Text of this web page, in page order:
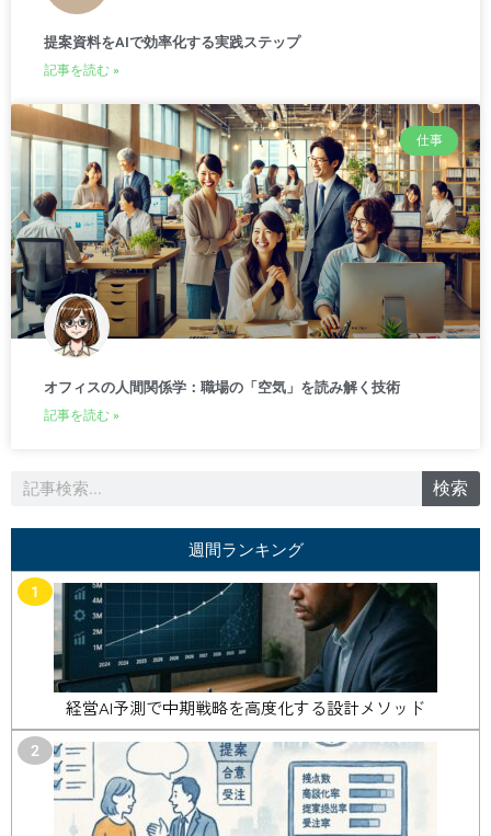
提案資料をAIで効率化する実践ステップ
記事を読む »
仕事
オフィスの人間関係学：職場の「空気」を読み解く技術
記事を読む »
検
検索
週間ランキング
1
経営AI予測で中期戦略を高度化する設計メソッド
2